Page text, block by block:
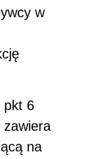
w
pkt 6
zawiera
na